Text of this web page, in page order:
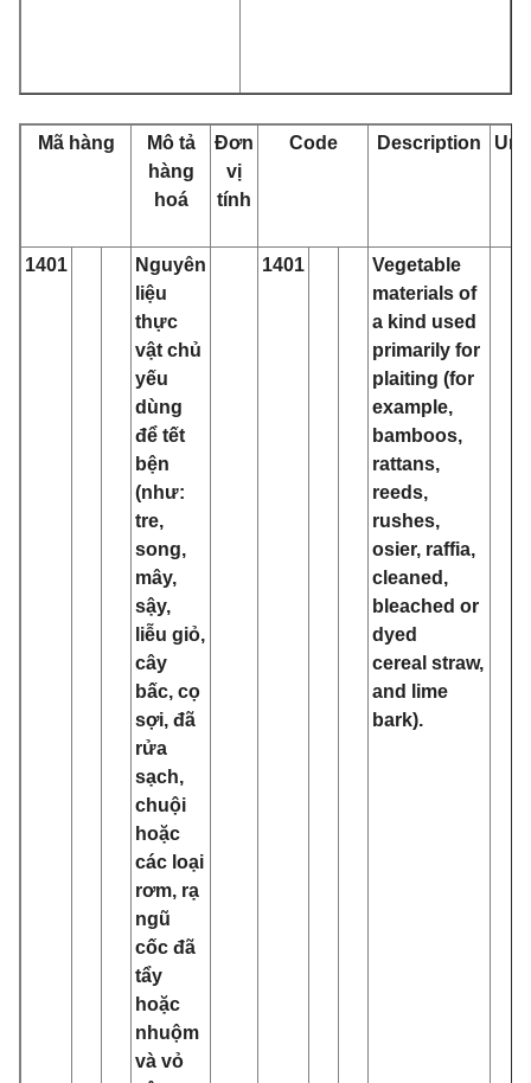
Mã hàng
Mô tả
hàng
hoá
Đơn
vị
tính
Code Description Unit
1401
Nguyên
liệu
thực
vật chủ
yếu
dùng
để tết
bện
(như:
tre,
song,
mây,
sậy,
liễu giỏ,
cây
bấc, cọ
sợi, đã
rửa
sạch,
chuội
hoặc
các loại
rơm, rạ
ngũ
cốc đã
tẩy
hoặc
nhuộm
và vỏ
1401
Vegetable
materials of
a kind used
primarily for
plaiting (for
example,
bamboos,
rattans,
reeds,
rushes,
osier, raffia,
cleaned,
bleached or
dyed
cereal straw,
and lime
bark).